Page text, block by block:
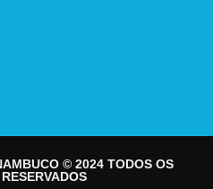
© 2024 TODOS OS